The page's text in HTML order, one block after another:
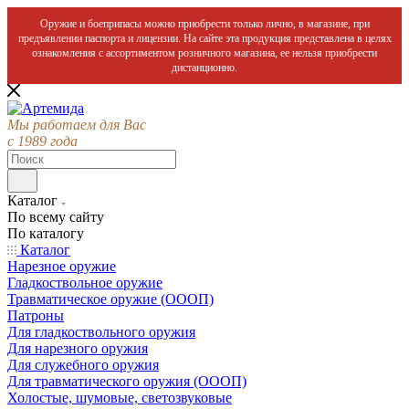
Оружие и боеприпасы можно приобрести только лично, в магазине, при
предъявлении паспорта и лицензии. На сайте эта продукция представлена в целях
ознакомления с ассортиментом розничного магазина, ее нельзя приобрести
дистанционно.
Мы работаем для Вас
с 1989 года
Каталог
По всему сайту
По каталогу
Каталог
Нарезное оружие
Гладкоствольное оружие
Травматическое оружие (ОООП)
Патроны
Для гладкоствольного оружия
Для нарезного оружия
Для служебного оружия
Для травматического оружия (ОООП)
Холостые, шумовые, светозвуковые